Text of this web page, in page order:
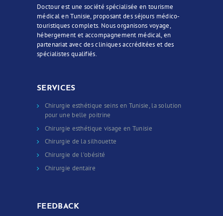
Doctour est une société spécialisée en tourisme
médical en Tunisie, proposant des séjours médico-
touristiques complets. Nous organisons voyage,
hébergement et accompagnement médical, en
partenariat avec des cliniques accréditées et des
spécialistes qualifiés.
SERVICES
Chirurgie esthétique seins en Tunisie, la solution
pour une belle poitrine
Chirurgie esthétique visage en Tunisie
Chirurgie de la silhouette
Chirurgie de l’obésité
Chirurgie dentaire
FEEDBACK